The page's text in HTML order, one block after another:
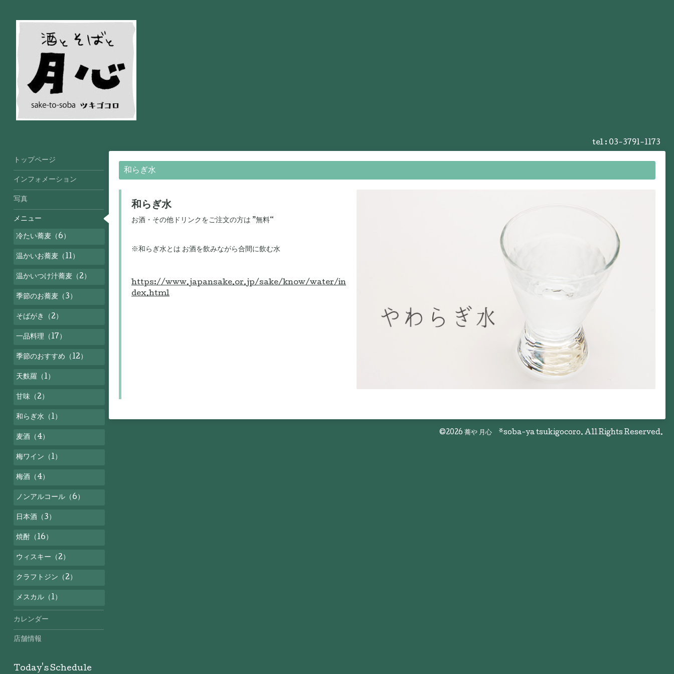
tel : 03-3791-1173
和らぎ水
和らぎ水
お酒・その他ドリンクをご注文の方は ”無料“
※和らぎ水とは お酒を飲みながら合間に飲む水
https://www.japansake.or.jp/sake/know/water/in
dex.html
©2026 蕎や 月心 *soba-ya tsukigocoro. All Rights Reserved.
トップページ
インフォメーション
写真
メニュー
冷たい蕎麦（6）
温かいお蕎麦（11）
温かいつけ汁蕎麦（2）
季節のお蕎麦（3）
そばがき（2）
一品料理（17）
季節のおすすめ（12）
天麩羅（1）
甘味（2）
和らぎ水（1）
麦酒（4）
梅ワイン（1）
梅酒（4）
ノンアルコール（6）
日本酒（3）
焼酎（16）
ウィスキー（2）
クラフトジン（2）
メスカル（1）
カレンダー
店舗情報
Today's Schedule